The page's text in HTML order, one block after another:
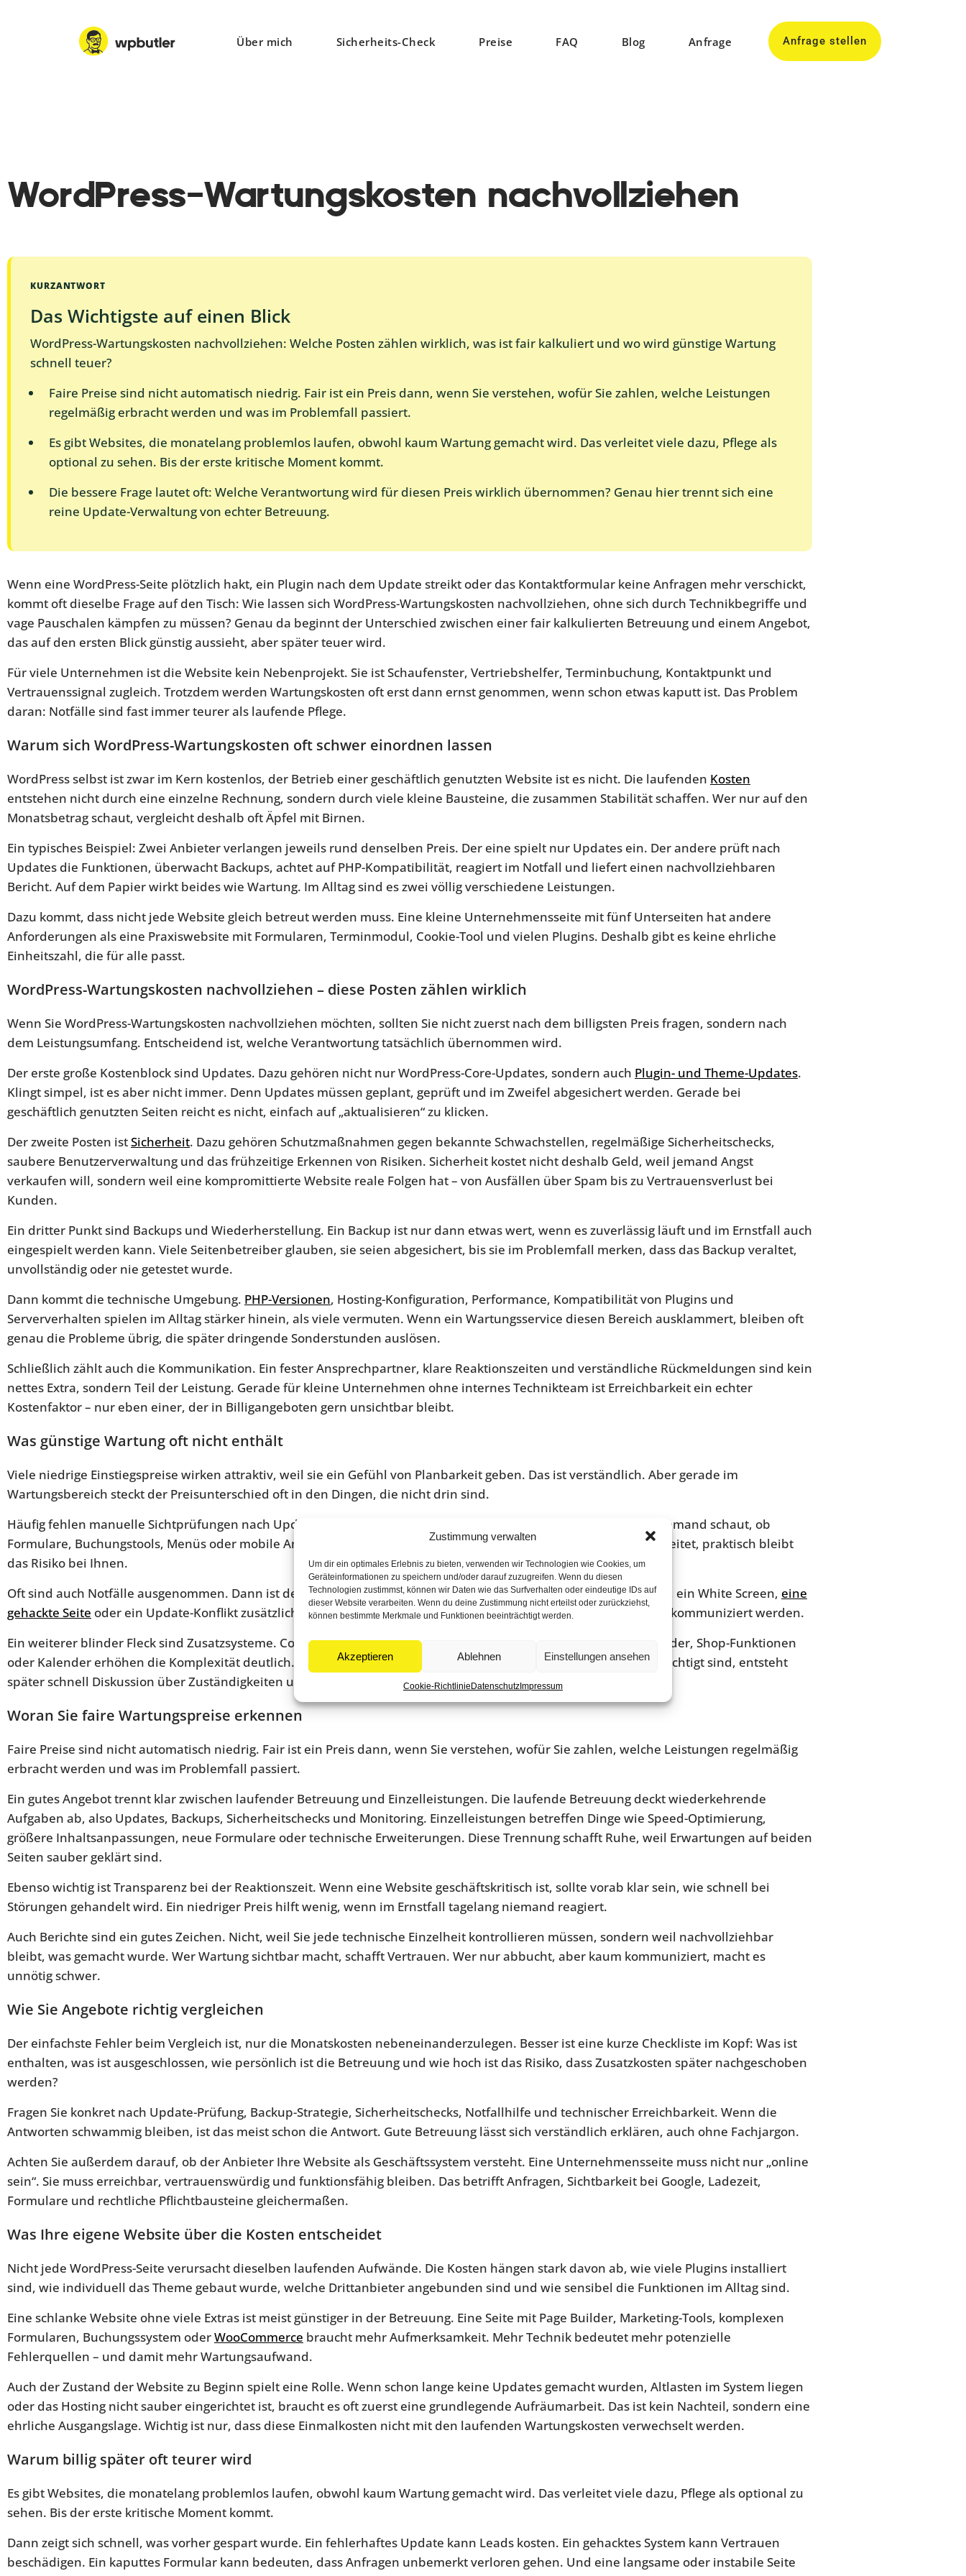
Zustimmung verwalten
Um dir ein optimales Erlebnis zu bieten, verwenden wir Technologien wie Cookies, um
Geräteinformationen zu speichern und/oder darauf zuzugreifen. Wenn du diesen
Technologien zustimmst, können wir Daten wie das Surfverhalten oder eindeutige IDs auf
dieser Website verarbeiten. Wenn du deine Zustimmung nicht erteilst oder zurückziehst,
können bestimmte Merkmale und Funktionen beeinträchtigt werden.
Akzeptieren Ablehnen Einstellungen ansehen
Cookie-Richtlinie DatenschutzImpressum
Über mich Sicherheits-Check Preise FAQ Blog Anfrage Anfrage stellen
WordPress-Wartungskosten nachvollziehen
KURZANTWORT
Das Wichtigste auf einen Blick
WordPress-Wartungskosten nachvollziehen: Welche Posten zählen wirklich, was ist fair kalkuliert und wo wird günstige Wartung
schnell teuer?
Faire Preise sind nicht automatisch niedrig. Fair ist ein Preis dann, wenn Sie verstehen, wofür Sie zahlen, welche Leistungen
regelmäßig erbracht werden und was im Problemfall passiert.
Es gibt Websites, die monatelang problemlos laufen, obwohl kaum Wartung gemacht wird. Das verleitet viele dazu, Pflege als
optional zu sehen. Bis der erste kritische Moment kommt.
Die bessere Frage lautet oft: Welche Verantwortung wird für diesen Preis wirklich übernommen? Genau hier trennt sich eine
reine Update-Verwaltung von echter Betreuung.
Wenn eine WordPress-Seite plötzlich hakt, ein Plugin nach dem Update streikt oder das Kontaktformular keine Anfragen mehr verschickt,
kommt oft dieselbe Frage auf den Tisch: Wie lassen sich WordPress-Wartungskosten nachvollziehen, ohne sich durch Technikbegriffe und
vage Pauschalen kämpfen zu müssen? Genau da beginnt der Unterschied zwischen einer fair kalkulierten Betreuung und einem Angebot,
das auf den ersten Blick günstig aussieht, aber später teuer wird.
Für viele Unternehmen ist die Website kein Nebenprojekt. Sie ist Schaufenster, Vertriebshelfer, Terminbuchung, Kontaktpunkt und
Vertrauenssignal zugleich. Trotzdem werden Wartungskosten oft erst dann ernst genommen, wenn schon etwas kaputt ist. Das Problem
daran: Notfälle sind fast immer teurer als laufende Pflege.
Warum sich WordPress-Wartungskosten oft schwer einordnen lassen
WordPress selbst ist zwar im Kern kostenlos, der Betrieb einer geschäftlich genutzten Website ist es nicht. Die laufenden Kosten
entstehen nicht durch eine einzelne Rechnung, sondern durch viele kleine Bausteine, die zusammen Stabilität schaffen. Wer nur auf den
Monatsbetrag schaut, vergleicht deshalb oft Äpfel mit Birnen.
Ein typisches Beispiel: Zwei Anbieter verlangen jeweils rund denselben Preis. Der eine spielt nur Updates ein. Der andere prüft nach
Updates die Funktionen, überwacht Backups, achtet auf PHP-Kompatibilität, reagiert im Notfall und liefert einen nachvollziehbaren
Bericht. Auf dem Papier wirkt beides wie Wartung. Im Alltag sind es zwei völlig verschiedene Leistungen.
Dazu kommt, dass nicht jede Website gleich betreut werden muss. Eine kleine Unternehmensseite mit fünf Unterseiten hat andere
Anforderungen als eine Praxiswebsite mit Formularen, Terminmodul, Cookie-Tool und vielen Plugins. Deshalb gibt es keine ehrliche
Einheitszahl, die für alle passt.
WordPress-Wartungskosten nachvollziehen – diese Posten zählen wirklich
Wenn Sie WordPress-Wartungskosten nachvollziehen möchten, sollten Sie nicht zuerst nach dem billigsten Preis fragen, sondern nach
dem Leistungsumfang. Entscheidend ist, welche Verantwortung tatsächlich übernommen wird.
Der erste große Kostenblock sind Updates. Dazu gehören nicht nur WordPress-Core-Updates, sondern auch Plugin- und Theme-Updates.
Klingt simpel, ist es aber nicht immer. Denn Updates müssen geplant, geprüft und im Zweifel abgesichert werden. Gerade bei
geschäftlich genutzten Seiten reicht es nicht, einfach auf „aktualisieren“ zu klicken.
Der zweite Posten istSicherheit. Dazu gehören Schutzmaßnahmen gegen bekannte Schwachstellen, regelmäßige Sicherheitschecks,
saubere Benutzerverwaltung und das frühzeitige Erkennen von Risiken. Sicherheit kostet nicht deshalb Geld, weil jemand Angst
verkaufen will, sondern weil eine kompromittierte Website reale Folgen hat – von Ausfällen über Spam bis zu Vertrauensverlust bei
Kunden.
Ein dritter Punkt sind Backups und Wiederherstellung. Ein Backup ist nur dann etwas wert, wenn es zuverlässig läuft und im Ernstfall auch
eingespielt werden kann. Viele Seitenbetreiber glauben, sie seien abgesichert, bis sie im Problemfall merken, dass das Backup veraltet,
unvollständig oder nie getestet wurde.
Dann kommt die technische Umgebung. PHP-Versionen, Hosting-Konfiguration, Performance, Kompatibilität von Plugins und
Serververhalten spielen im Alltag stärker hinein, als viele vermuten. Wenn ein Wartungsservice diesen Bereich ausklammert, bleiben oft
genau die Probleme übrig, die später dringende Sonderstunden auslösen.
Schließlich zählt auch die Kommunikation. Ein fester Ansprechpartner, klare Reaktionszeiten und verständliche Rückmeldungen sind kein
nettes Extra, sondern Teil der Leistung. Gerade für kleine Unternehmen ohne internes Technikteam ist Erreichbarkeit ein echter
Kostenfaktor – nur eben einer, der in Billigangeboten gern unsichtbar bleibt.
Was günstige Wartung oft nicht enthält
Viele niedrige Einstiegspreise wirken attraktiv, weil sie ein Gefühl von Planbarkeit geben. Das ist verständlich. Aber gerade im
Wartungsbereich steckt der Preisunterschied oft in den Dingen, die nicht drin sind.
Häufig fehlen manuelle Sichtprüfungen nach Updates. Das bedeutet: Die Software wird zwar aktualisiert, aber niemand schaut, ob
Formulare, Buchungstools, Menüs oder mobile Ansichten noch sauber funktionieren. Technisch wurde also gearbeitet, praktisch bleibt
das Risiko bei Ihnen.
Oft sind auch Notfälle ausgenommen. Dann ist der monatliche Preis nur für Routine gedacht, während ein Ausfall, ein White Screen, eine
gehackte Seite oder ein Update-Konflikt zusätzlich berechnet wird. Das muss nicht unseriös sein, sollte aber offen kommuniziert werden.
Ein weiterer blinder Fleck sind Zusatzsysteme. Cookie-Banner, externe Integrationen, Mehrsprachigkeit, Page-Builder, Shop-Funktionen
oder Kalender erhöhen die Komplexität deutlich. Wenn diese Elemente im Wartungsvertrag nicht sauber berücksichtigt sind, entsteht
später schnell Diskussion über Zuständigkeiten und Mehrkosten.
Woran Sie faire Wartungspreise erkennen
Faire Preise sind nicht automatisch niedrig. Fair ist ein Preis dann, wenn Sie verstehen, wofür Sie zahlen, welche Leistungen regelmäßig
erbracht werden und was im Problemfall passiert.
Ein gutes Angebot trennt klar zwischen laufender Betreuung und Einzelleistungen. Die laufende Betreuung deckt wiederkehrende
Aufgaben ab, also Updates, Backups, Sicherheitschecks und Monitoring. Einzelleistungen betreffen Dinge wie Speed-Optimierung,
größere Inhaltsanpassungen, neue Formulare oder technische Erweiterungen. Diese Trennung schafft Ruhe, weil Erwartungen auf beiden
Seiten sauber geklärt sind.
Ebenso wichtig ist Transparenz bei der Reaktionszeit. Wenn eine Website geschäftskritisch ist, sollte vorab klar sein, wie schnell bei
Störungen gehandelt wird. Ein niedriger Preis hilft wenig, wenn im Ernstfall tagelang niemand reagiert.
Auch Berichte sind ein gutes Zeichen. Nicht, weil Sie jede technische Einzelheit kontrollieren müssen, sondern weil nachvollziehbar
bleibt, was gemacht wurde. Wer Wartung sichtbar macht, schafft Vertrauen. Wer nur abbucht, aber kaum kommuniziert, macht es
unnötig schwer.
Wie Sie Angebote richtig vergleichen
Der einfachste Fehler beim Vergleich ist, nur die Monatskosten nebeneinanderzulegen. Besser ist eine kurze Checkliste im Kopf: Was ist
enthalten, was ist ausgeschlossen, wie persönlich ist die Betreuung und wie hoch ist das Risiko, dass Zusatzkosten später nachgeschoben
werden?
Fragen Sie konkret nach Update-Prüfung, Backup-Strategie, Sicherheitschecks, Notfallhilfe und technischer Erreichbarkeit. Wenn die
Antworten schwammig bleiben, ist das meist schon die Antwort. Gute Betreuung lässt sich verständlich erklären, auch ohne Fachjargon.
Achten Sie außerdem darauf, ob der Anbieter Ihre Website als Geschäftssystem versteht. Eine Unternehmensseite muss nicht nur „online
sein“. Sie muss erreichbar, vertrauenswürdig und funktionsfähig bleiben. Das betrifft Anfragen, Sichtbarkeit bei Google, Ladezeit,
Formulare und rechtliche Pflichtbausteine gleichermaßen.
Was Ihre eigene Website über die Kosten entscheidet
Nicht jede WordPress-Seite verursacht dieselben laufenden Aufwände. Die Kosten hängen stark davon ab, wie viele Plugins installiert
sind, wie individuell das Theme gebaut wurde, welche Drittanbieter angebunden sind und wie sensibel die Funktionen im Alltag sind.
Eine schlanke Website ohne viele Extras ist meist günstiger in der Betreuung. Eine Seite mit Page Builder, Marketing-Tools, komplexen
Formularen, Buchungssystem oderWooCommerce braucht mehr Aufmerksamkeit. Mehr Technik bedeutet mehr potenzielle
Fehlerquellen – und damit mehr Wartungsaufwand.
Auch der Zustand der Website zu Beginn spielt eine Rolle. Wenn schon lange keine Updates gemacht wurden, Altlasten im System liegen
oder das Hosting nicht sauber eingerichtet ist, braucht es oft zuerst eine grundlegende Aufräumarbeit. Das ist kein Nachteil, sondern eine
ehrliche Ausgangslage. Wichtig ist nur, dass diese Einmalkosten nicht mit den laufenden Wartungskosten verwechselt werden.
Warum billig später oft teurer wird
Es gibt Websites, die monatelang problemlos laufen, obwohl kaum Wartung gemacht wird. Das verleitet viele dazu, Pflege als optional zu
sehen. Bis der erste kritische Moment kommt.
Dann zeigt sich schnell, was vorher gespart wurde. Ein fehlerhaftes Update kann Leads kosten. Ein gehacktes System kann Vertrauen
beschädigen. Ein kaputtes Formular kann bedeuten, dass Anfragen unbemerkt verloren gehen. Und eine langsame oder instabile Seite